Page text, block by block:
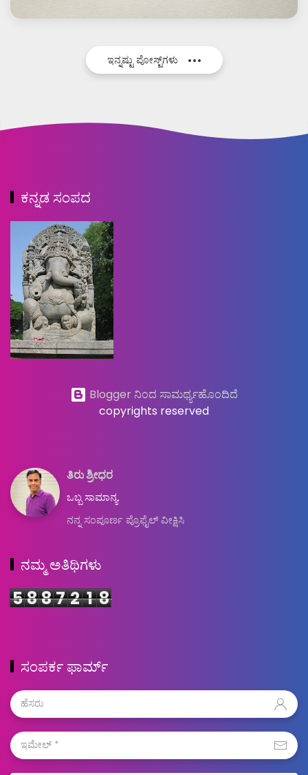
ಇನ್ನಷ್ಟು ಪೋಸ್ಟ್‌ಗಳು
ಕನ್ನಡ ಸಂಪದ
Blogger ನಿಂದ ಸಾಮರ್ಥ್ಯಹೊಂದಿದೆ
copyrights reserved
ತಿರು ಶ್ರೀಧರ
ಒಬ್ಬ ಸಾಮಾನ್ಯ.
ನನ್ನ ಸಂಪೂರ್ಣ ಪ್ರೊಫೈಲ್ ವೀಕ್ಷಿಸಿ
ನಮ್ಮ ಅತಿಥಿಗಳು
5887 2 1 8
ಸಂಪರ್ಕ ಫಾರ್ಮ್